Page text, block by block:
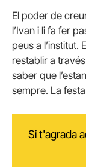
El poder de
l’Ivan i li fa fer
peus a l’institut.
restablir a
saber que
sempre. La
Si t'agrada